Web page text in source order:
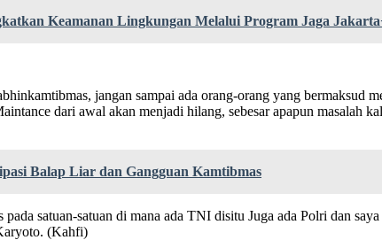
Keamanan Lingkungan Melalui Program Jaga
jangan sampai ada orang-orang yang bermaksud
dari awal akan menjadi hilang, sebesar apapun masalah
Balap Liar dan Gangguan Kamtibmas
satuan-satuan di mana ada TNI disitu Juga ada Polri dan
(Kahfi)